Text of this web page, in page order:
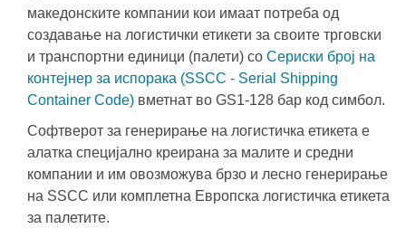
македонските компании кои имаат потреба од
создавање на логистички етикети за своите трговски
и транспортни единици (палети) со Сериски број на
контејнер за испорака (SSCC - Serial Shipping
Container Code) вметнат во GS1-128 бар код симбол.
Софтверот за генерирање на логистичка етикета е
алатка специјално креирана за малите и средни
компании и им овозможува брзо и лесно генерирање
на SSCC или комплетна Европска логистичка етикета
за палетите.